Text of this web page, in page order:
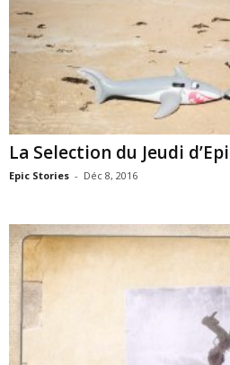
La Selection du Jeudi
Epic Stories - Déc 8, 2016